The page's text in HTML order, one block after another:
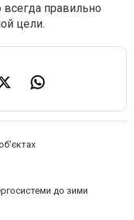
правильно
цели.
до зими